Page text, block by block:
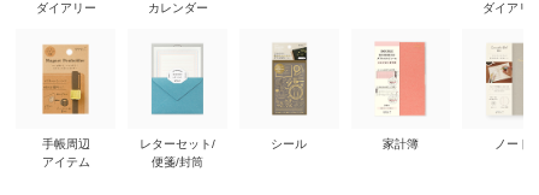
ダイアリー
手帳周辺
アイテム
カレンダー
レターセット/
便箋/封筒
シール 家計簿
ダイアリ
ノート